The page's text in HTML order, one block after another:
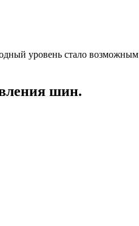
уровень стало возможным
шин.